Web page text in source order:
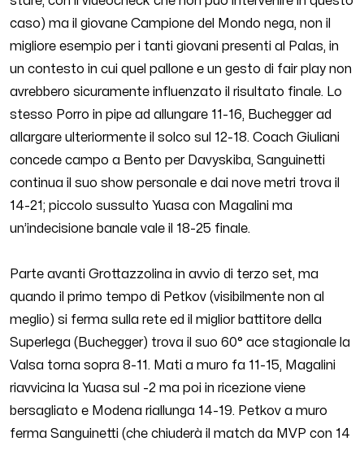
caso) ma il giovane Campione del Mondo nega, non il
migliore esempio per i tanti giovani presenti al Palas, in
un contesto in cui quel pallone e un gesto di fair play non
avrebbero sicuramente influenzato il risultato finale. Lo
stesso Porro in pipe ad allungare 11-16, Buchegger ad
allargare ulteriormente il solco sul 12-18. Coach Giuliani
concede campo a Bento per Davyskiba, Sanguinetti
continua il suo show personale e dai nove metri trova il
14-21; piccolo sussulto Yuasa con Magalini ma
un’indecisione banale vale il 18-25 finale.
Parte avanti Grottazzolina in avvio di terzo set, ma
quando il primo tempo di Petkov (visibilmente non al
meglio) si ferma sulla rete ed il miglior battitore della
Superlega (Buchegger) trova il suo 60° ace stagionale la
Valsa torna sopra 8-11. Mati a muro fa 11-15, Magalini
riavvicina la Yuasa sul -2 ma poi in ricezione viene
bersagliato e Modena riallunga 14-19. Petkov a muro
ferma Sanguinetti (che chiuderà il match da MVP con 14